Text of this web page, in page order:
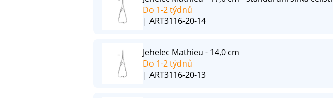
Do 1-2 týdnů
| ART3116-20-14
Jehelec Mathieu - 14,0 cm
Do 1-2 týdnů
| ART3116-20-13